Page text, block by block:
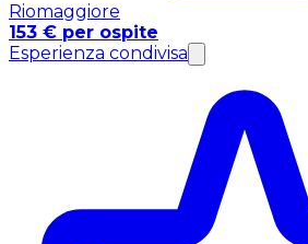
Riomaggiore
153 € per ospite
Esperienza condivisa